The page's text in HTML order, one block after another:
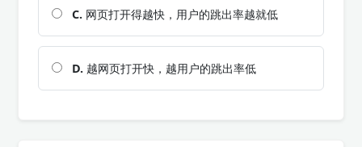
C. 网页打开得越快，用户的跳出率越就低
D. 越网页打开快，越用户的跳出率低